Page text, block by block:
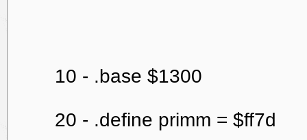
10 - .base $1300
20 - .define primm = $ff7d